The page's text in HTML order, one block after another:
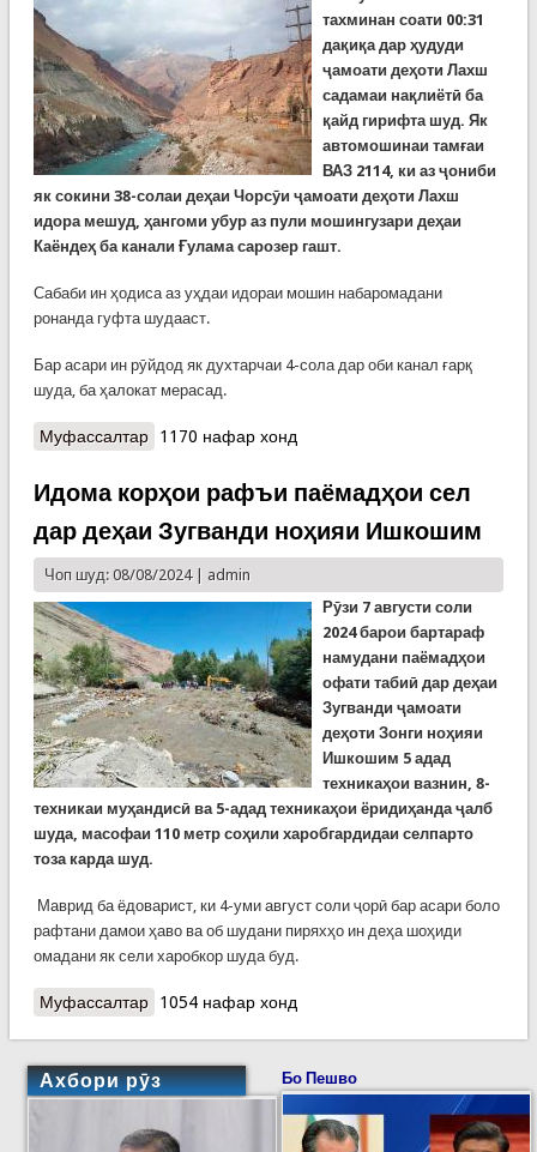
тахминан соати 00:31
дақиқа дар ҳудуди
ҷамоати деҳоти Лахш
садамаи нақлиётӣ ба
қайд гирифта шуд. Як
автомошинаи тамғаи
ВАЗ 2114, ки аз ҷониби
як сокини 38-солаи деҳаи Чорсӯи ҷамоати деҳоти Лахш
идора мешуд, ҳангоми убур аз пули мошингузари деҳаи
Каёндеҳ ба канали Ғулама сарозер гашт.
Сабаби ин ҳодиса аз уҳдаи идораи мошин набаромадани
ронанда гуфта шудааст.
Бар асари ин рӯйдод як духтарчаи 4-сола дар оби канал ғарқ
шуда, ба ҳалокат мерасад.
Муфассалтаро Наҷоти як зани 33-сола, ки қасди худкушӣ
кишвар
1170 нафар хонд
Идома корҳои рафъи паёмадҳои сел
дар деҳаи Зугванди ноҳияи Ишкошим
Чоп шуд: 08/08/2024 | admin
Рӯзи 7 августи соли
2024 барои бартараф
намудани паёмадҳои
офати табиӣ дар деҳаи
Зугванди ҷамоати
деҳоти Зонги ноҳияи
Ишкошим 5 адад
техникаҳои вазнин, 8-
техникаи муҳандисӣ ва 5-адад техникаҳои ёридиҳанда ҷалб
шуда, масофаи 110 метр соҳили харобгардидаи селпарто
тоза карда шуд.
Маврид ба ёдоварист, ки 4-уми август соли ҷорӣ бар асари боло
рафтани дамои ҳаво ва об шудани пиряхҳо ин деҳа шоҳиди
омадани як сели харобкор шуда буд.
Муфассалтаро Идома корҳои рафъи паёмадҳои сел дар
1054 нафар хонд
Ахбори рӯз Бо Пешво